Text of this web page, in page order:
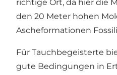
richtige Ort, da hier die
den 20 Meter hohen
Ascheformationen
Für Tauchbegeisterte
gute Bedingungen in